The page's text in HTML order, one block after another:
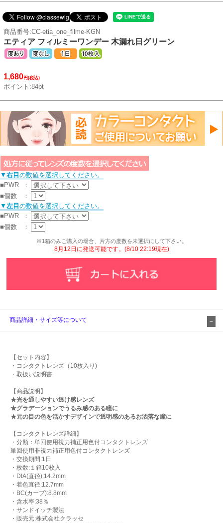
商品番号:CC-etia_one_filme-KGN
エティア フィルミーワンデー 木漏れ日グリーン
1,680円(税込)
ポイント:84pt
▼ 右目 の数値を選択してください。
■PWR
：
■個数
：
▼ 左目 の数値を選択してください。
■PWR
：
■個数
：
※1箱のみご購入の場合、片方の度数を未選択にして下さい。
8月12日に発送可能です。(8/10 22:19現在)
商品詳細・サイズ等について
【セット内容】
・コンタクトレンズ（10枚入り)
・取扱い説明書
【商品説明】
★光を通しやすい透け感レンズ
★グラデーションでうるみ感のある瞳に
★元の目の色を活かすデザインで透明感のあるお洒落な瞳に
【コンタクトレンズ詳細】
・分類：単回使用視力補正用色付コンタクトレンズ
単回使用非視力補正用色付コンタクトレンズ
・交換期間:1日
・枚数:１箱10枚入
・DIA(直径):14.2mm
・着色直径:12.7mm
・BC(カーブ):8.8mm
・含水率:38％
・サンドイッチ製法
・販売元:株式会社クラッセ